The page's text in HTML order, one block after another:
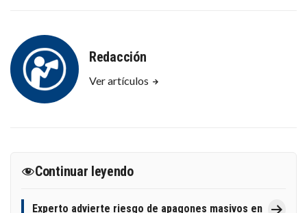
Redacción
Ver artículos
Continuar leyendo
Experto advierte riesgo de apagones masivos en